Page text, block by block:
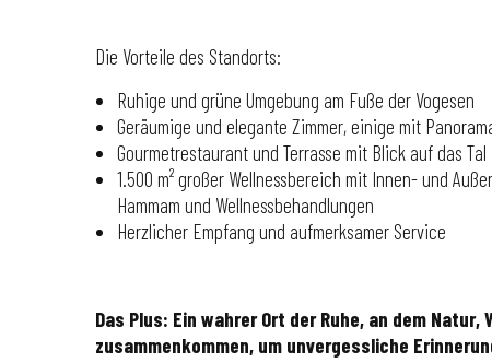
Die Vorteile des Standorts:
Ruhige und grüne Umgebung am Fuße der Vogesen
Geräumige und elegante Zimmer, einige mit
Gourmetrestaurant und Terrasse mit Blick auf das Tal
1.500 m² großer Wellnessbereich mit Innen- und
Hammam und Wellnessbehandlungen
Herzlicher Empfang und aufmerksamer Service
Das Plus: Ein wahrer Ort der Ruhe, an dem Natur,
zusammenkommen, um unvergessliche